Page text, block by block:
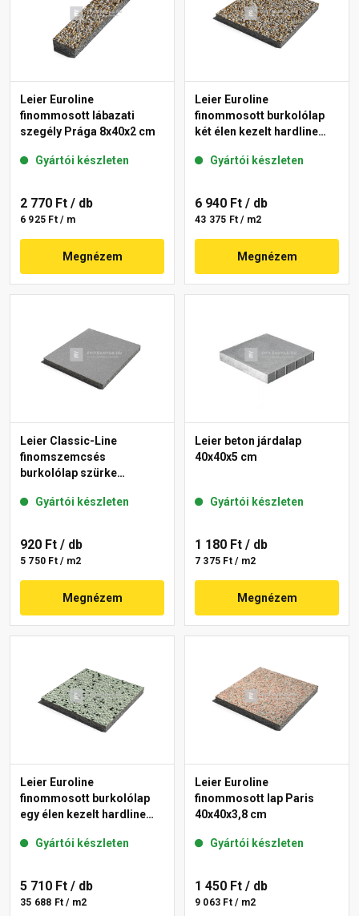
Leier Euroline
finommosott lábazati
szegély Prága 8x40x2 cm
Gyártói készleten
2 770 Ft / db
6 925 Ft / m
Megnézem
Leier Euroline
finommosott burkolólap
két élen kezelt hardline
Gyártói készleten
6 940 Ft / db
43 375 Ft / m2
Megnézem
Leier Classic-Line
finomszemcsés
burkolólap szürke
Gyártói készleten
920 Ft / db
5 750 Ft / m2
Megnézem
Leier beton járdalap
40x40x5 cm
Gyártói készleten
1 180 Ft / db
7 375 Ft / m2
Megnézem
Leier Euroline
finommosott burkolólap
egy élen kezelt hardline
Gyártói készleten
5 710 Ft / db
35 688 Ft / m2
Leier Euroline
finommosott lap Paris
40x40x3,8 cm
Gyártói készleten
1 450 Ft / db
9 063 Ft / m2